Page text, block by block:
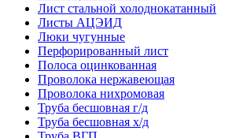
Лист стальной холоднокатанный
Листы АЦЭИД
Люки чугунные
Перфорированный лист
Полоса оцинкованная
Проволока нержавеющая
Проволока нихромовая
Труба бесшовная г/д
Труба бесшовная х/д